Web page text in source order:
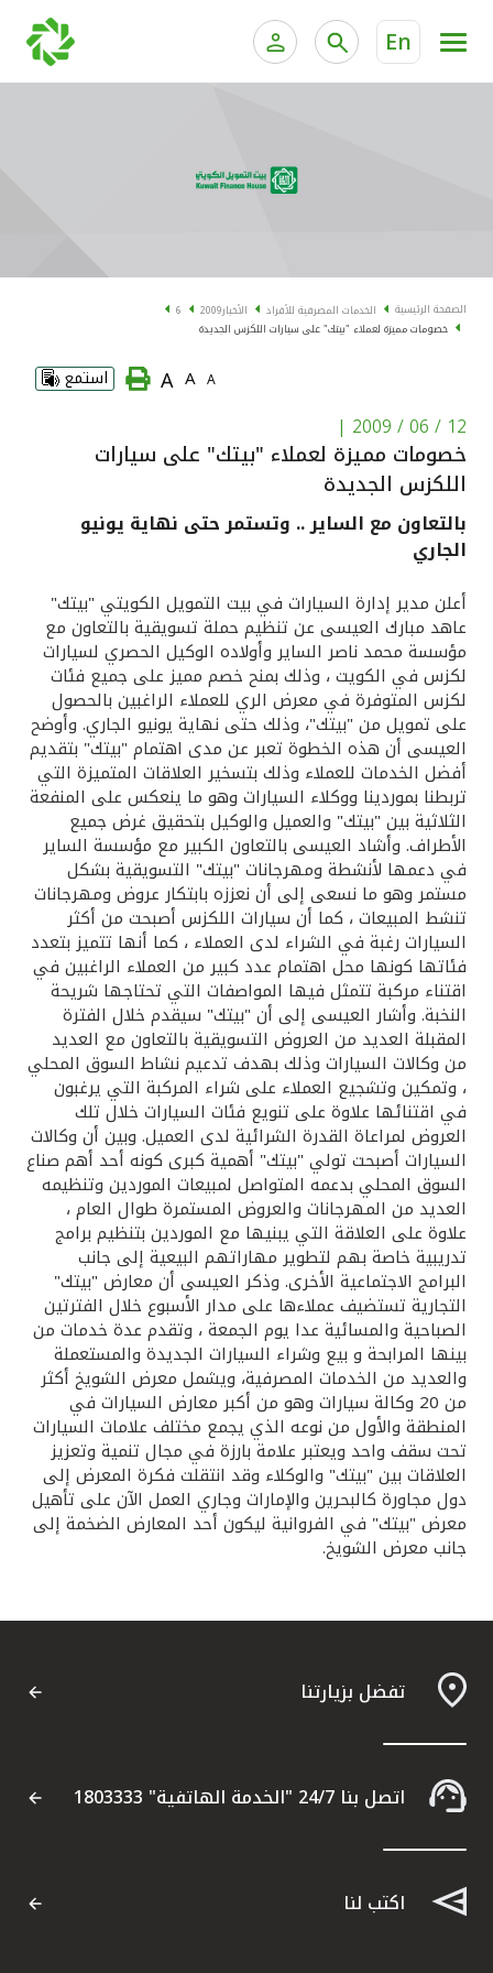
En
الخدمات المصرفية الإلكترونية للشركات
البطاقات
"برامج العملاء"
الاستثمار
القنوات المصرفية
أدوات وخدمات
خدمات ما بعد البيع
اتصل بنا
مواقع الفروع وأجهزة الصرف الآلي
ألمانيا
ماليزيا
تركيا
مصر
المملكة المتحدة
مملكة البحرين
الصفحة الرئيسية الخدمات المصرفية للأفراد الأخبار2009
6
خصومات مميزة لعملاء "بيتك" على سيارات اللكزس الجديدة
A
A
A استمع
12 / 06 / 2009
|
خصومات مميزة لعملاء "بيتك" على سيارات
اللكزس الجديدة
بالتعاون مع الساير .. وتستمر حتى نهاية يونيو
الجاري
أعلن مدير إدارة السيارات في بيت التمويل الكويتي "بيتك"
عاهد مبارك العيسى عن تنظيم حملة تسويقية بالتعاون مع
مؤسسة محمد ناصر الساير وأولاده الوكيل الحصري لسيارات
لكزس في الكويت ، وذلك بمنح خصم مميز على جميع فئات
لكزس المتوفرة في معرض الري للعملاء الراغبين بالحصول
على تمويل من "بيتك"، وذلك حتى نهاية يونيو الجاري. وأوضح
العيسى أن هذه الخطوة تعبر عن مدى اهتمام "بيتك" بتقديم
أفضل الخدمات للعملاء وذلك بتسخير العلاقات المتميزة التي
تربطنا بموردينا ووكلاء السيارات وهو ما ينعكس على المنفعة
الثلاثية بين "بيتك" والعميل والوكيل بتحقيق غرض جميع
الأطراف. وأشاد العيسى بالتعاون الكبير مع مؤسسة الساير
في دعمها لأنشطة ومهرجانات "بيتك" التسويقية بشكل
مستمر وهو ما نسعى إلى أن نعززه بابتكار عروض ومهرجانات
تنشط المبيعات ، كما أن سيارات اللكزس أصبحت من أكثر
السيارات رغبة في الشراء لدى العملاء ، كما أنها تتميز بتعدد
فئاتها كونها محل اهتمام عدد كبير من العملاء الراغبين في
اقتناء مركبة تتمثل فيها المواصفات التي تحتاجها شريحة
النخبة. وأشار العيسى إلى أن "بيتك" سيقدم خلال الفترة
المقبلة العديد من العروض التسويقية بالتعاون مع العديد
من وكالات السيارات وذلك بهدف تدعيم نشاط السوق المحلي
، وتمكين وتشجيع العملاء على شراء المركبة التي يرغبون
في اقتنائها علاوة على تنويع فئات السيارات خلال تلك
العروض لمراعاة القدرة الشرائية لدى العميل. وبين أن وكالات
السيارات أصبحت تولي "بيتك" أهمية كبرى كونه أحد أهم صناع
السوق المحلي بدعمه المتواصل لمبيعات الموردين وتنظيمه
العديد من المهرجانات والعروض المستمرة طوال العام ،
علاوة على العلاقة التي يبنيها مع الموردين بتنظيم برامج
تدريبية خاصة بهم لتطوير مهاراتهم البيعية إلى جانب
البرامج الاجتماعية الأخرى. وذكر العيسى أن معارض "بيتك"
التجارية تستضيف عملاءها على مدار الأسبوع خلال الفترتين
الصباحية والمسائية عدا يوم الجمعة ، وتقدم عدة خدمات من
بينها المرابحة و بيع وشراء السيارات الجديدة والمستعملة
والعديد من الخدمات المصرفية، ويشمل معرض الشويخ أكثر
من 20 وكالة سيارات وهو من أكبر معارض السيارات في
المنطقة والأول من نوعه الذي يجمع مختلف علامات السيارات
تحت سقف واحد ويعتبر علامة بارزة في مجال تنمية وتعزيز
العلاقات بين "بيتك" والوكلاء وقد انتقلت فكرة المعرض إلى
دول مجاورة كالبحرين والإمارات وجاري العمل الآن على تأهيل
معرض "بيتك" في الفروانية ليكون أحد المعارض الضخمة إلى
جانب معرض الشويخ.
تفضل بزيارتنا
اتصل بنا 24/7 "الخدمة الهاتفية" 1803333
اكتب لنا